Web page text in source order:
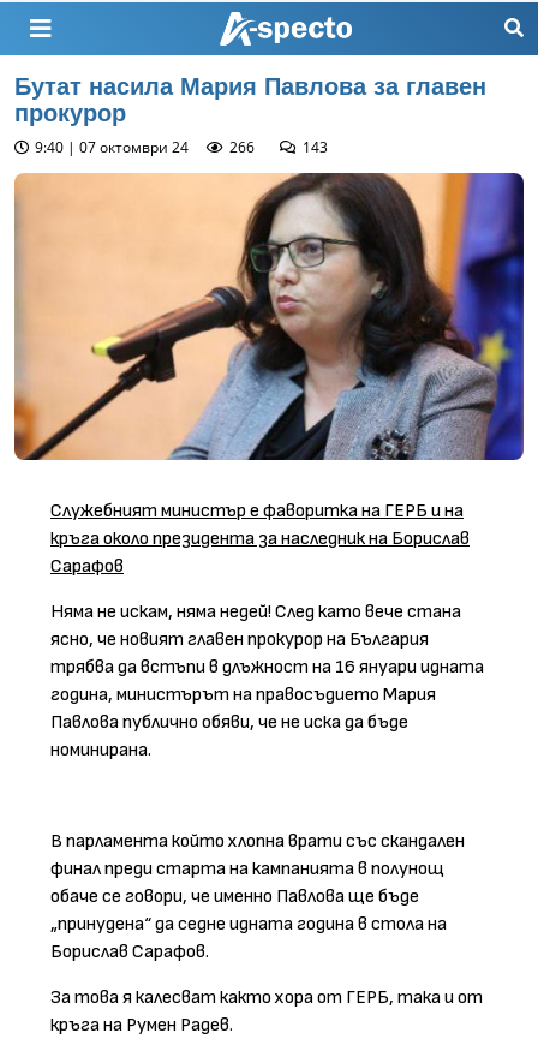
Бутат насила Мария Павлова за главен
прокурор
9:40 | 07 октомври 24 266 143
Служебният министър е фаворитка на ГЕРБ и на
кръга около президента за наследник на Борислав
Сарафов
Няма не искам, няма недей! След като вече стана
ясно, че новият главен прокурор на България
трябва да встъпи в длъжност на 16 януари идната
година, министърът на правосъдието Мария
Павлова публично обяви, че не иска да бъде
номинирана.
В парламента който хлопна врати със скандален
финал преди старта на кампанията в полунощ
обаче се говори, че именно Павлова ще бъде
„принудена“ да седне идната година в стола на
Борислав Сарафов.
За това я калесват както хора от ГЕРБ, така и от
кръга на Румен Радев.